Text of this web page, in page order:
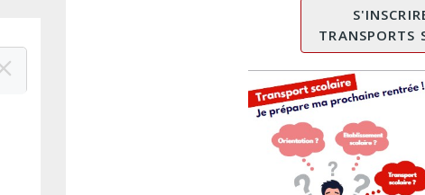
TRANSPORTS